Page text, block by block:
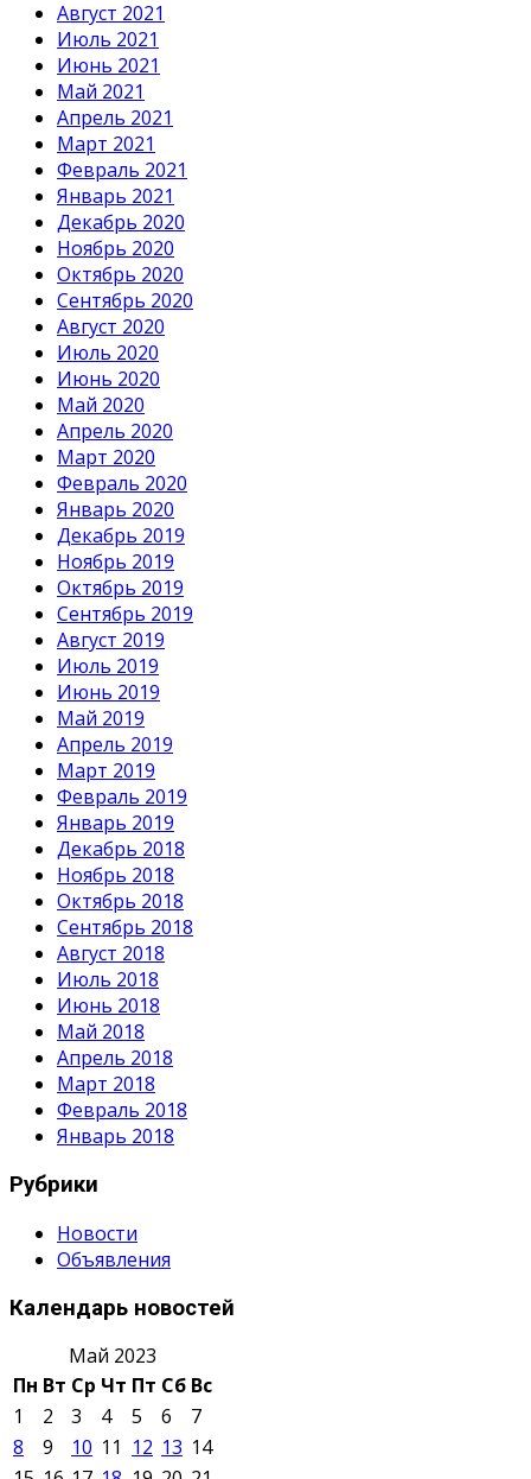
Август 2021
Июль 2021
Июнь 2021
Май 2021
Апрель 2021
Март 2021
Февраль 2021
Январь 2021
Декабрь 2020
Ноябрь 2020
Октябрь 2020
Сентябрь 2020
Август 2020
Июль 2020
Июнь 2020
Май 2020
Апрель 2020
Март 2020
Февраль 2020
Январь 2020
Декабрь 2019
Ноябрь 2019
Октябрь 2019
Сентябрь 2019
Август 2019
Июль 2019
Июнь 2019
Май 2019
Апрель 2019
Март 2019
Февраль 2019
Январь 2019
Декабрь 2018
Ноябрь 2018
Октябрь 2018
Сентябрь 2018
Август 2018
Июль 2018
Июнь 2018
Май 2018
Апрель 2018
Март 2018
Февраль 2018
Январь 2018
Рубрики
Новости
Объявления
Календарь новостей
Май 2023
Пн Вт Ср Чт Пт Сб Вс
1
2 3 4 5 6
7
8
9 10 11 12 13 14